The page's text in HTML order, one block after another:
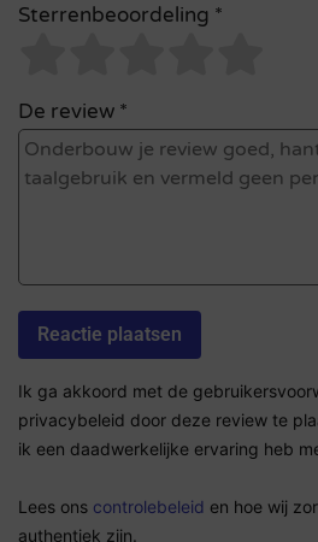
Sterrenbeoordeling *
De review *
Ik ga akkoord met de
privacybeleid door deze review te
ik een daadwerkelijke ervaring heb
Lees ons controlebeleid en hoe wij
authentiek zijn.